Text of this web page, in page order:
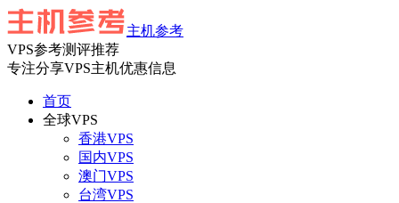
主机参考
VPS参考测评推荐
专注分享VPS主机优惠信息
首页
全球VPS
香港VPS
国内VPS
澳门VPS
台湾VPS